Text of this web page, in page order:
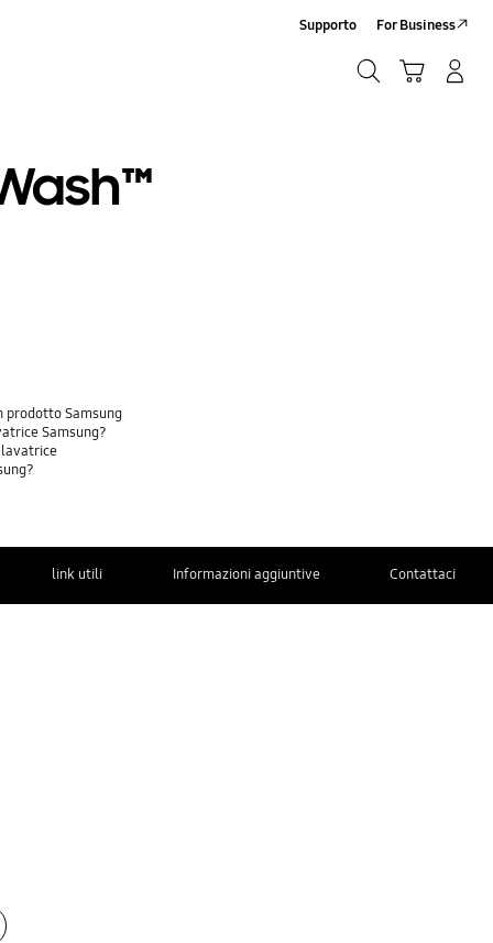
Supporto For Business
prodotto Samsung
Samsung?
link utili Informazioni aggiuntive Contattaci